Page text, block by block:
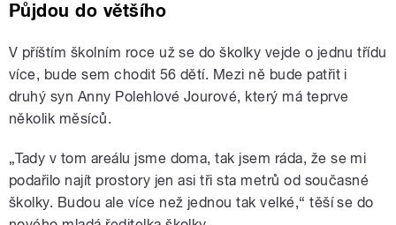
Půjdou do většího
V příštím školním roce už se do školky vejde o jednu třídu
více, bude sem chodit 56 dětí. Mezi ně bude patřit i
druhý syn Anny Polehlové Jourové, který má teprve
několik měsíců.
„Tady v tom areálu jsme doma, tak jsem ráda, že se mi
podařilo najít prostory jen asi tři sta metrů od současné
školky. Budou ale více než jednou tak velké,“ těší se do